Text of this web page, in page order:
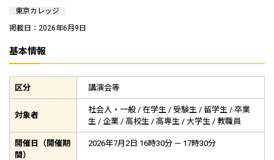
東京カレッジ
掲載日：2026年6月9日
基本情報
区分 講演会等
対象者
社会人・一般 / 在学生 / 受験生 / 留学生 / 卒業
生 / 企業 / 高校生 / 高専生 / 大学生 / 教職員
開催日（開催期
間）
2026年7月2日 16時30分 — 17時30分